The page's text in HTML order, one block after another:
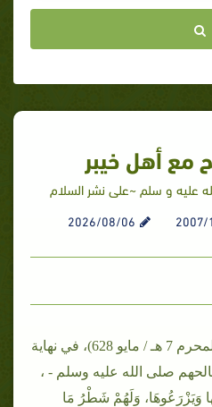
مع أهل خيبر
عليه و سلم ~على نشر السلام
2026/08/06
استسلم يهود خيبر ( في المحرم 7 هـ / مايو 628)، في نهاية
صلى الله عليه وسلم - ،
وَيَزْرَعُوهَا، وَلَهُمْ شَطْرُ مَا